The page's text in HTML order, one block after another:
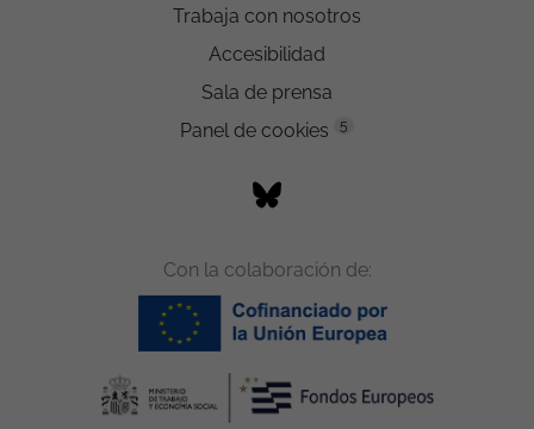
Trabaja con nosotros
Accesibilidad
Sala de prensa
Panel de cookies
5
Con la colaboración de: